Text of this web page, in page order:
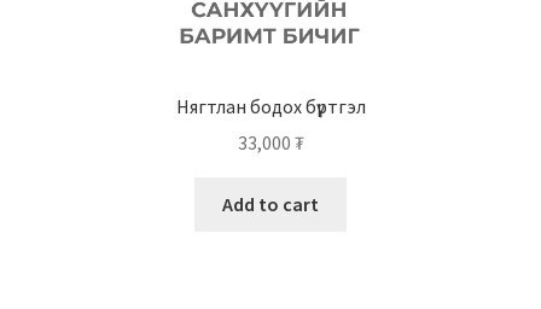
Нягтлан бодох бүртгэл
33,000 ₮
Add to cart